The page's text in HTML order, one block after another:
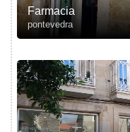
Farmacia
pontevedra